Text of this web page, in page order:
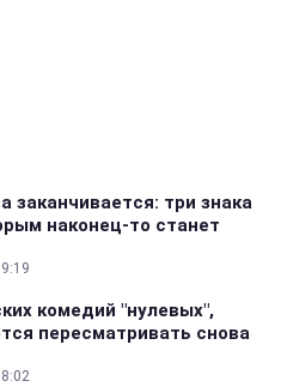
заканчивается: три знака
наконец-то станет
комедий "нулевых",
пересматривать снова